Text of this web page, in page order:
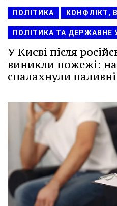
ПОЛІТИКА КОНФЛІКТ,
ПОЛІТИКА ТА ДЕРЖАВНЕ
У Києві після
виникли пожежі:
спалахнули